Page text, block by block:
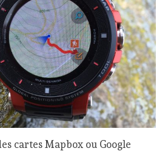
cartes Mapbox ou Google